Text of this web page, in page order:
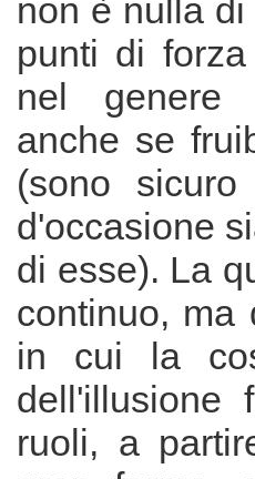
non è nulla
punti di
nel genere
anche se
(sono
d'occasione
di esse). La
continuo, ma
in cui la
ruoli, a